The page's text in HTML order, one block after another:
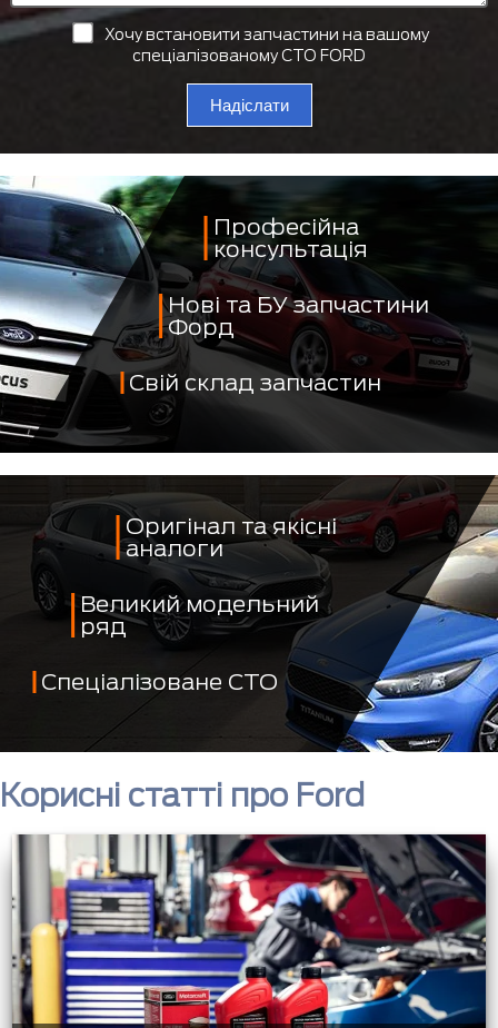
Хочу встановити запчастини на вашому
спеціалізованому СТО FORD
Надіслати
Професійна
консультація
Нові та БУ запчастини
Форд
Свій склад запчастин
Оригінал та якісні
аналоги
Великий модельний
ряд
Спеціалізоване СТО
Корисні статті про Ford